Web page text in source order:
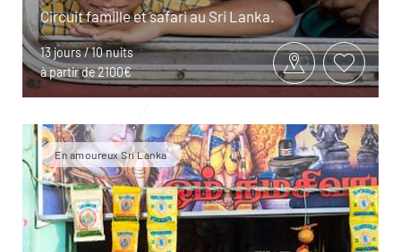
Circuit famille et safari au Sri Lanka.
13 jours / 10 nuits
à partir de 2100€
En amoureux Sri Lanka